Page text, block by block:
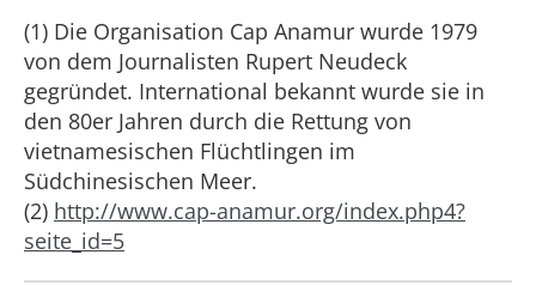
(1) Die Organisation Cap Anamur wurde 1979
von dem Journalisten Rupert Neudeck
gegründet. International bekannt wurde sie in
den 80er Jahren durch die Rettung von
vietnamesischen Flüchtlingen im
Südchinesischen Meer.
(2) http://www.cap-anamur.org/index.php4?
seite_id=5